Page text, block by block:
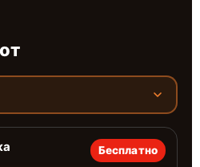
Бесплатно